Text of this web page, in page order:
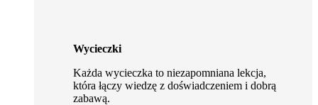
Wycieczki
Każda wycieczka to niezapomniana lekcja,
która łączy wiedzę z doświadczeniem i dobrą
zabawą.